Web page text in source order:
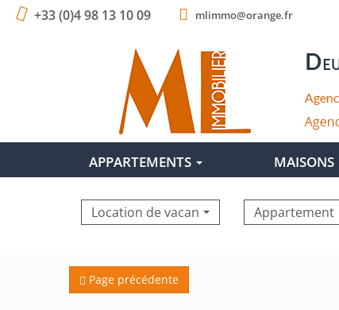
+33 (0)4 98 13 10 09 mlimmo@orange.fr
APPARTEMENTS MAISONS
Location de vacances Appartement
Page précédente